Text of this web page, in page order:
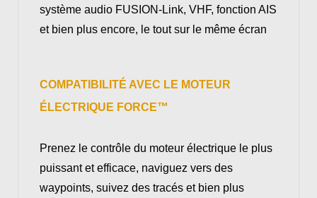
système audio FUSION-Link, VHF, fonction AIS
et bien plus encore, le tout sur le même écran
COMPATIBILITÉ AVEC LE MOTEUR
ÉLECTRIQUE FORCE™
Prenez le contrôle du moteur électrique le plus
puissant et efficace, naviguez vers des
waypoints, suivez des tracés et bien plus